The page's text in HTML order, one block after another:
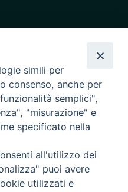
simili per
consenso, anche per
semplici",
"misurazione" e
specificato nella
all'utilizzo dei
puoi avere
utilizzati e